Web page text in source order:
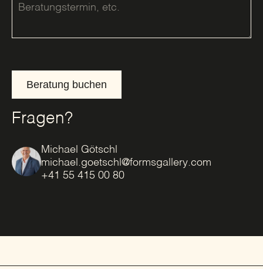
Beratung buchen
Fragen?
Michael Götschl
michael.goetschl@formsgallery.com
+41 55 415 00 80